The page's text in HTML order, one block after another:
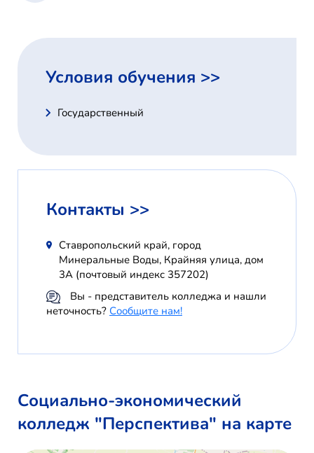
Условия обучения >>
Государственный
Контакты >>
Ставропольский край, город
Минеральные Воды, Крайняя улица, дом
3А (почтовый индекс 357202)
Вы - представитель колледжа и нашли
неточность? Сообщите нам!
Социально-экономический
колледж "Перспектива" на карте